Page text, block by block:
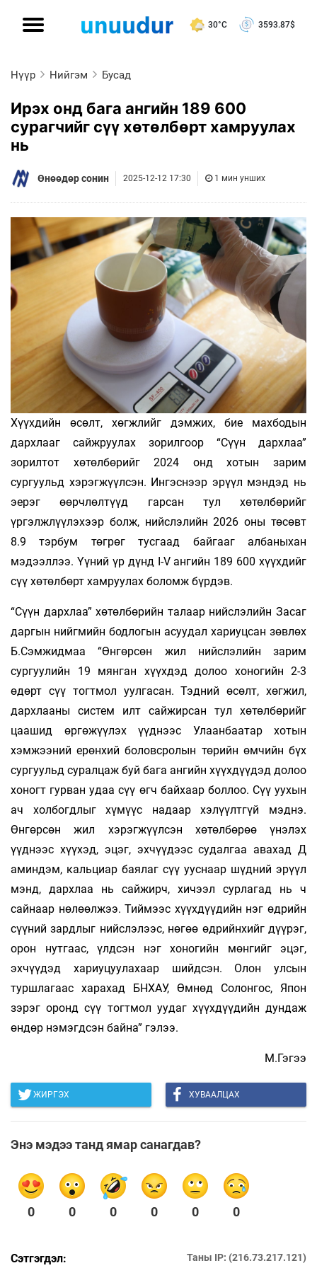
30°C 3593.87$
Нүүр Нийгэм Бусад
Ирэх онд бага ангийн 189 600
сурагчийг сүү хөтөлбөрт хамруулах
нь
Өнөөдөр сонин 2025-12-12 17:30 1 мин унших
Хүүхдийн өсөлт, хөгжлийг дэмжих, бие махбодын
дархлааг сайжруулах зорилгоор “Сүүн дархлаа”
зорилтот хөтөлбөрийг 2024 онд хотын зарим
сургуульд хэрэгжүүлсэн. Ингэснээр эрүүл мэндэд нь
эерэг өөрчлөлтүүд гарсан тул хөтөлбөрийг
үргэлжлүүлэхээр болж, нийслэлийн 2026 оны төсөвт
8.9 тэрбум төгрөг тусгаад байгааг албаныхан
мэдээллээ. Үүний үр дүнд I-V ангийн 189 600 хүүхдийг
сүү хөтөлбөрт хамруулах боломж бүрдэв.
“Сүүн дархлаа” хөтөлбөрийн талаар нийслэлийн Засаг
даргын нийгмийн бодлогын асуудал хариуцсан зөвлөх
Б.Сэмжидмаа “Өнгөрсөн жил нийслэлийн зарим
сургуулийн 19 мянган хүүхдэд долоо хоногийн 2-3
өдөрт сүү тогтмол уулгасан. Тэдний өсөлт, хөгжил,
дархлааны систем илт сайжирсан тул хөтөлбөрийг
цаашид өргөжүүлэх үүднээс Улаанбаатар хотын
хэмжээний ерөнхий боловсролын төрийн өмчийн бүх
сургуульд суралцаж буй бага ангийн хүүхдүүдэд долоо
хоногт гурван удаа сүү өгч байхаар боллоо. Сүү уухын
ач холбогдлыг хүмүүс надаар хэлүүлтгүй мэднэ.
Өнгөрсөн жил хэрэгжүүлсэн хөтөлбөрөө үнэлэх
үүднээс хүүхэд, эцэг, эхчүүдээс судалгаа авахад Д
аминдэм, кальциар баялаг сүү ууснаар шүдний эрүүл
мэнд, дархлаа нь сайжирч, хичээл сурлагад нь ч
сайнаар нөлөөлжээ. Тиймээс хүүхдүүдийн нэг өдрийн
сүүний зардлыг нийслэлээс, нөгөө өдрийнхийг дүүрэг,
орон нутгаас, үлдсэн нэг хоногийн мөнгийг эцэг,
эхчүүдэд хариуцуулахаар шийдсэн. Олон улсын
туршлагаас харахад БНХАУ, Өмнөд Солонгос, Япон
зэрэг оронд сүү тогтмол уудаг хүүхдүүдийн дундаж
өндөр нэмэгдсэн байна” гэлээ.
М.Гэгээ
ЖИРГЭХ ХУВААЛЦАХ
Энэ мэдээ танд ямар санагдав?
0 0 0 0 0 0
Сэтгэгдэл: Таны IP: (216.73.217.121)